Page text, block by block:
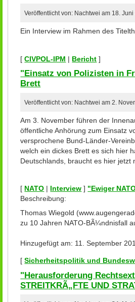
Veröffentlicht von: Nachtwei am 18.
Ein Interview im Rahmen des
[CIVPOL-IPM | Bericht ]
"Einsatz von Polizisten in
Brett
Veröffentlicht von: Nachtwei am 2.
Am 3. November führen der
öffentliche Anhörung zum Einsatz
versprochene Bund-Länder-
welch ein dickes Brett es sich hier
Deutschlands, braucht es hier jetzt
[ NATO | Interview ] "Ewiger
Beschreibung:
Thomas Wiegold
zu 10 Jahren NATO-BÃ¼ndnisfall
Hinzugefügt am: 11. September
[Sicherheitspolitik und
"Herausforderung
STREITKRÃ„FTE UND